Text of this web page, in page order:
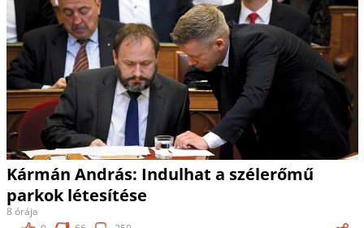
Kármán András: Indulhat a szélerőmű
parkok létesítése
8 órája